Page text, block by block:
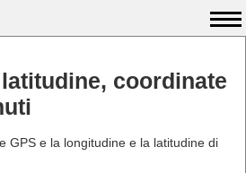
coordinate
GPS e la longitudine e la latitudine di